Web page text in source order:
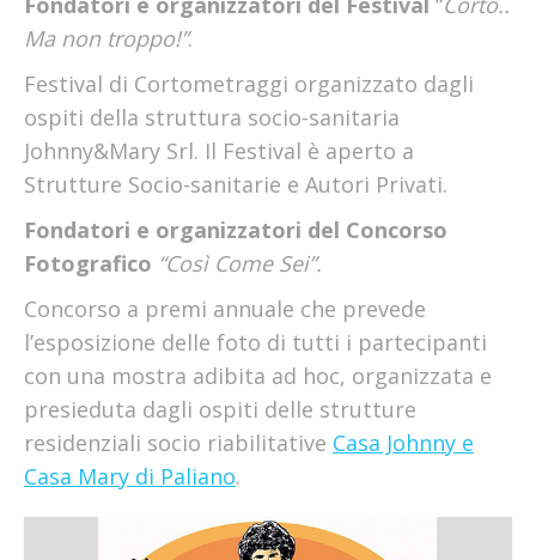
Ma non troppo!”.
Festival di Cortometraggi organizzato dagli
ospiti della struttura socio-sanitaria
Johnny&Mary Srl. Il Festival è aperto a
Strutture Socio-sanitarie e Autori Privati.
Fondatori e organizzatori del Concorso
Fotografico “Così Come Sei”.
Concorso a premi annuale che prevede
l’esposizione delle foto di tutti i partecipanti
con una mostra adibita ad hoc, organizzata e
presieduta dagli ospiti delle strutture
residenziali socio riabilitative Casa Johnny e
Casa Mary di Paliano.